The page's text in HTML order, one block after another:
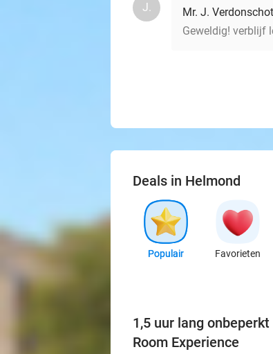
J.
Mr. J. Verdonschot
Geweldig! verblijf
Deals in Helmond
Populair Favorieten
1,5 uur lang
Room Experience